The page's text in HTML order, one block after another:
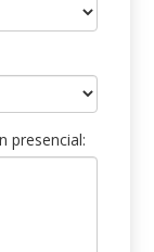
presencial: